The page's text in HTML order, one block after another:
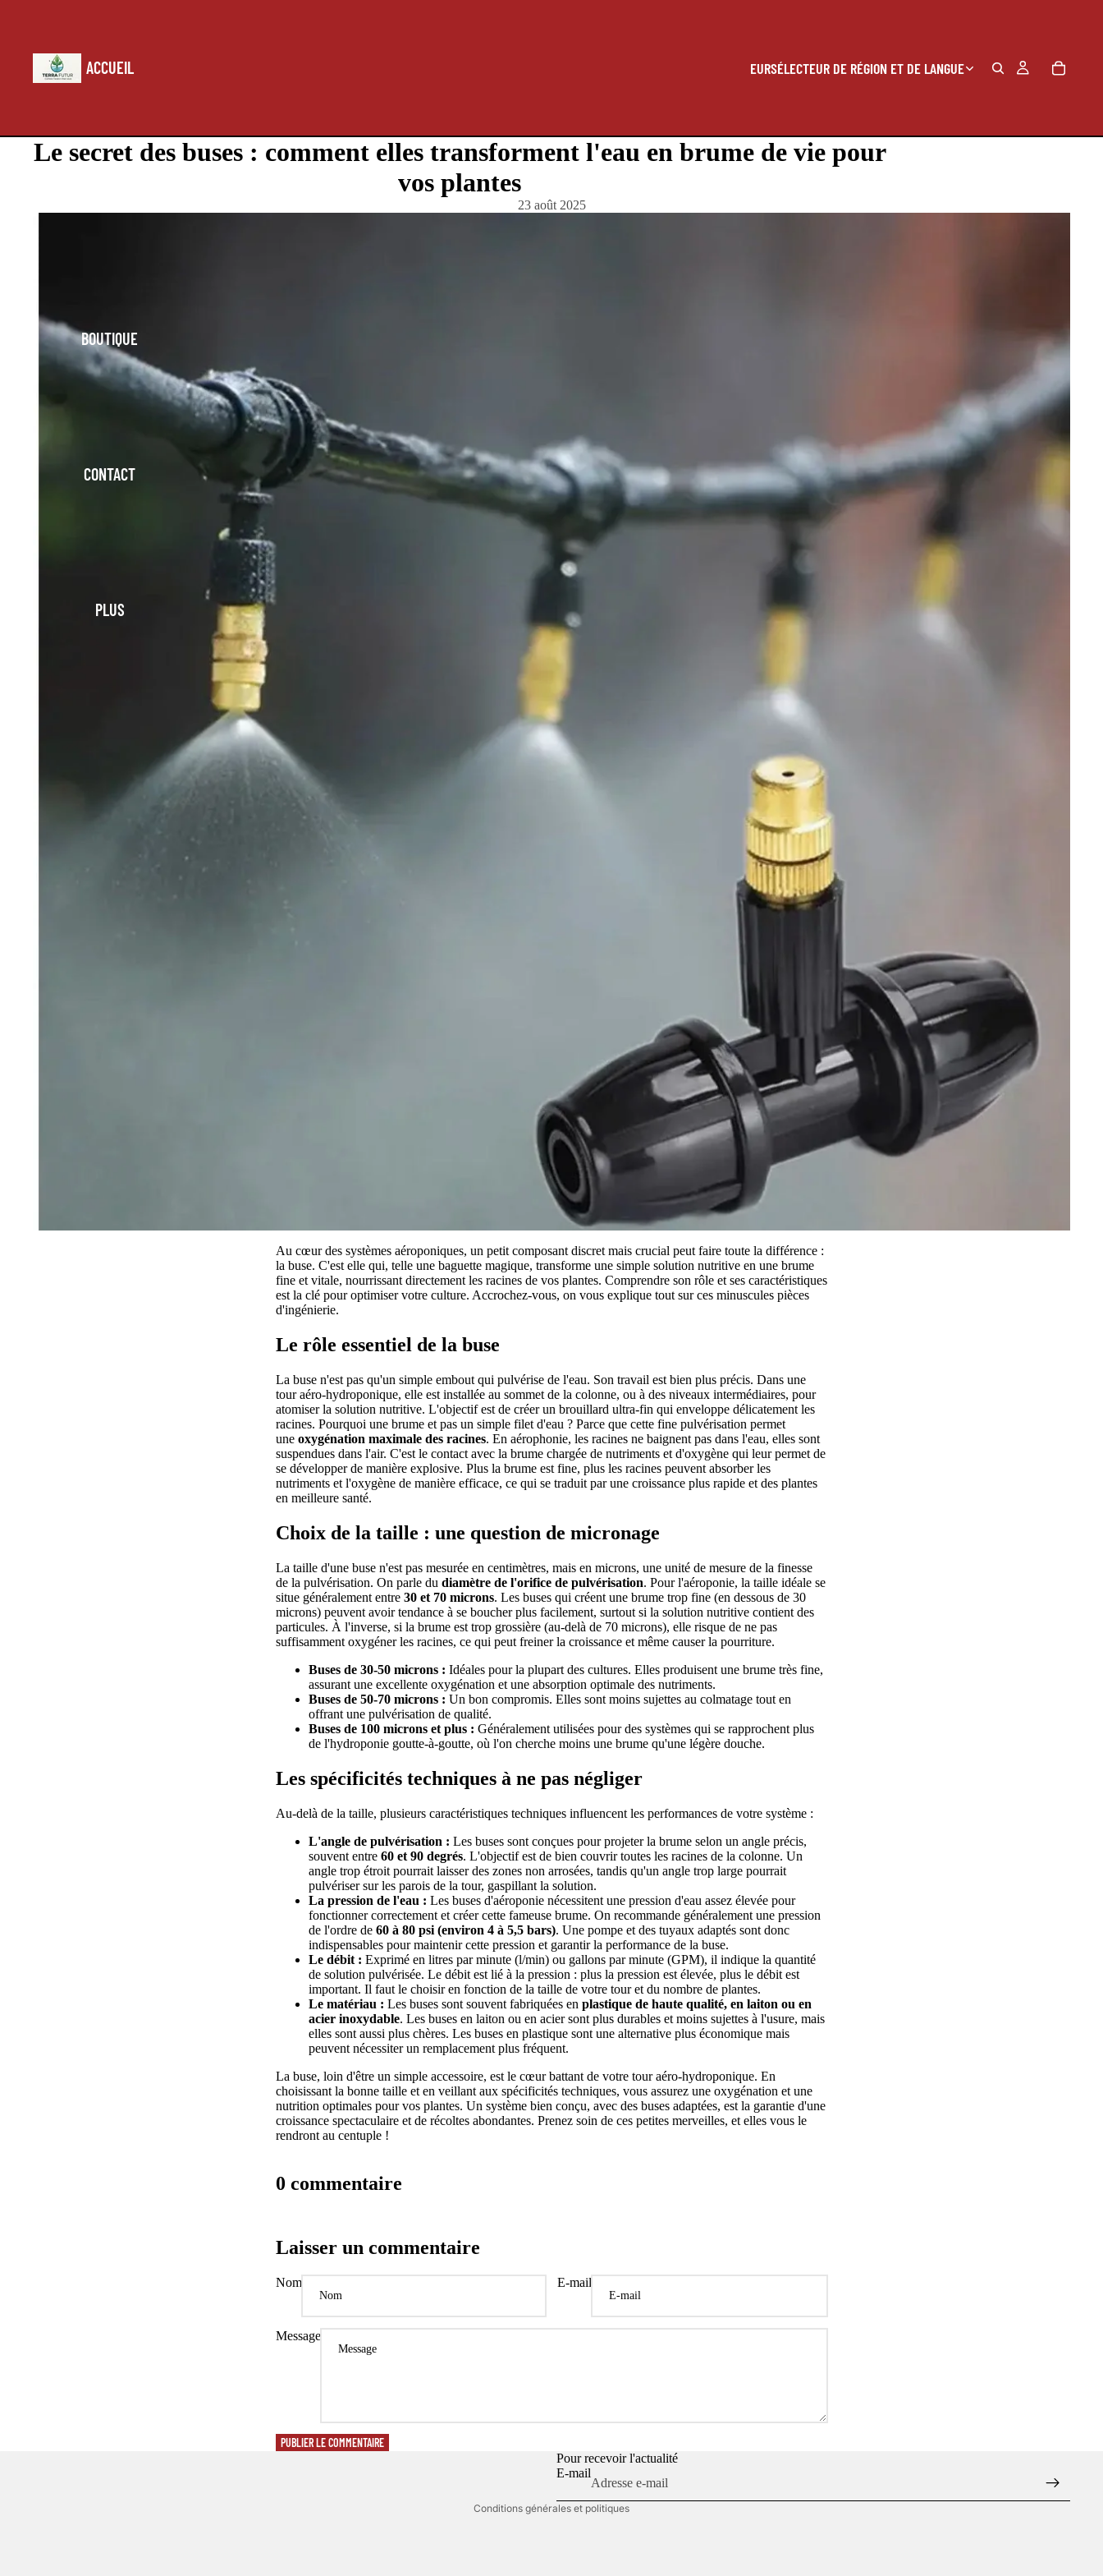
ACCUEIL
BOUTIQUE
CONTACT
PLUS
EURSÉLECTEUR DE RÉGION ET DE LANGUE
Le secret des buses : comment elles transforment l'eau en brume de vie pour
vos plantes
23 août 2025
Au cœur des systèmes aéroponiques, un petit composant discret mais crucial peut faire toute la différence :
la buse. C'est elle qui, telle une baguette magique, transforme une simple solution nutritive en une brume
fine et vitale, nourrissant directement les racines de vos plantes. Comprendre son rôle et ses caractéristiques
est la clé pour optimiser votre culture. Accrochez-vous, on vous explique tout sur ces minuscules pièces
d'ingénierie.
Le rôle essentiel de la buse
La buse n'est pas qu'un simple embout qui pulvérise de l'eau. Son travail est bien plus précis. Dans une
tour aéro-hydroponique, elle est installée au sommet de la colonne, ou à des niveaux intermédiaires, pour
atomiser la solution nutritive. L'objectif est de créer un brouillard ultra-fin qui enveloppe délicatement les
racines. Pourquoi une brume et pas un simple filet d'eau ? Parce que cette fine pulvérisation permet
une oxygénation maximale des racines. En aérophonie, les racines ne baignent pas dans l'eau, elles sont
suspendues dans l'air. C'est le contact avec la brume chargée de nutriments et d'oxygène qui leur permet de
se développer de manière explosive. Plus la brume est fine, plus les racines peuvent absorber les
nutriments et l'oxygène de manière efficace, ce qui se traduit par une croissance plus rapide et des plantes
en meilleure santé.
Choix de la taille : une question de micronage
La taille d'une buse n'est pas mesurée en centimètres, mais en microns, une unité de mesure de la finesse
de la pulvérisation. On parle du diamètre de l'orifice de pulvérisation. Pour l'aéroponie, la taille idéale se
situe généralement entre 30 et 70 microns. Les buses qui créent une brume trop fine (en dessous de 30
microns) peuvent avoir tendance à se boucher plus facilement, surtout si la solution nutritive contient des
particules. À l'inverse, si la brume est trop grossière (au-delà de 70 microns), elle risque de ne pas
suffisamment oxygéner les racines, ce qui peut freiner la croissance et même causer la pourriture.
Buses de 30-50 microns : Idéales pour la plupart des cultures. Elles produisent une brume très fine,
assurant une excellente oxygénation et une absorption optimale des nutriments.
Buses de 50-70 microns : Un bon compromis. Elles sont moins sujettes au colmatage tout en
offrant une pulvérisation de qualité.
Buses de 100 microns et plus : Généralement utilisées pour des systèmes qui se rapprochent plus
de l'hydroponie goutte-à-goutte, où l'on cherche moins une brume qu'une légère douche.
Les spécificités techniques à ne pas négliger
Au-delà de la taille, plusieurs caractéristiques techniques influencent les performances de votre système :
L'angle de pulvérisation : Les buses sont conçues pour projeter la brume selon un angle précis,
souvent entre 60 et 90 degrés. L'objectif est de bien couvrir toutes les racines de la colonne. Un
angle trop étroit pourrait laisser des zones non arrosées, tandis qu'un angle trop large pourrait
pulvériser sur les parois de la tour, gaspillant la solution.
La pression de l'eau : Les buses d'aéroponie nécessitent une pression d'eau assez élevée pour
fonctionner correctement et créer cette fameuse brume. On recommande généralement une pression
de l'ordre de 60 à 80 psi (environ 4 à 5,5 bars). Une pompe et des tuyaux adaptés sont donc
indispensables pour maintenir cette pression et garantir la performance de la buse.
Le débit : Exprimé en litres par minute (l/min) ou gallons par minute (GPM), il indique la quantité
de solution pulvérisée. Le débit est lié à la pression : plus la pression est élevée, plus le débit est
important. Il faut le choisir en fonction de la taille de votre tour et du nombre de plantes.
Le matériau : Les buses sont souvent fabriquées en plastique de haute qualité, en laiton ou en
acier inoxydable. Les buses en laiton ou en acier sont plus durables et moins sujettes à l'usure, mais
elles sont aussi plus chères. Les buses en plastique sont une alternative plus économique mais
peuvent nécessiter un remplacement plus fréquent.
La buse, loin d'être un simple accessoire, est le cœur battant de votre tour aéro-hydroponique. En
choisissant la bonne taille et en veillant aux spécificités techniques, vous assurez une oxygénation et une
nutrition optimales pour vos plantes. Un système bien conçu, avec des buses adaptées, est la garantie d'une
croissance spectaculaire et de récoltes abondantes. Prenez soin de ces petites merveilles, et elles vous le
rendront au centuple !
0 commentaire
Laisser un commentaire
Nom E-mail
Message
PUBLIER LE COMMENTAIRE
Pour recevoir l'actualité
E-mail
Conditions générales et politiques
Conditions générales de vente